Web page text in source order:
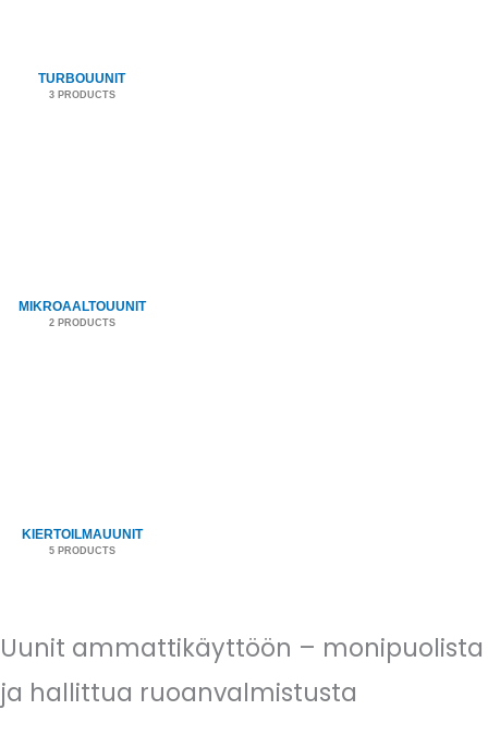
TURBOUUNIT
3 PRODUCTS
MIKROAALTOUUNIT
2 PRODUCTS
KIERTOILMAUUNIT
5 PRODUCTS
Uunit ammattikäyttöön – monipuolista
ja hallittua ruoanvalmistusta